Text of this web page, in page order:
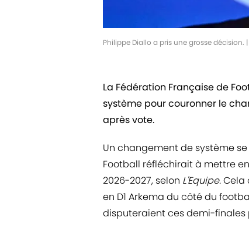
Philippe Diallo a pris une grosse décision. |
La Fédération Française de
système pour couronner le
après vote.
Un changement de système
Football réfléchirait à mettre
2026-2027, selon L'Equipe.Cela
en D1 Arkema du côté du
disputeraient ces demi-finales